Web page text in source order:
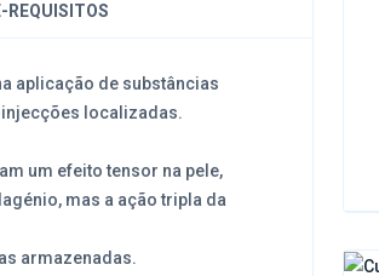
REQUISITOS
aplicação de substâncias
localizadas.
um efeito tensor na pele,
mas a ação tripla da
armazenadas.